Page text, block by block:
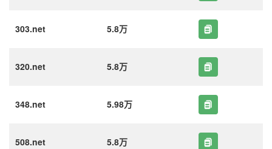
303.net 5.8万
320.net 5.8万
348.net 5.98万
508.net 5.8万